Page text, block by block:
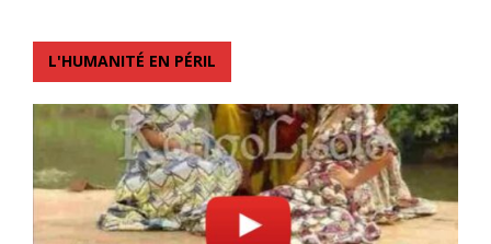
L'HUMANITÉ EN PÉRIL